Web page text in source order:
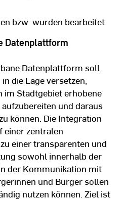
bzw. wurden bearbeitet.
Datenplattform
Datenplattform soll
die Lage versetzen,
im Stadtgebiet erhobene
und daraus
können. Die Integration
einer zentralen
einer transparenten und
sowohl innerhalb der
der Kommunikation mit
und Bürger sollen
nutzen können. Ziel ist